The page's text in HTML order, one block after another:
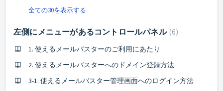
全ての30を表示する
左側にメニューがあるコントロールパネル 6
1. 使えるメールバスターのご利用にあたり
2. 使えるメールバスターへのドメイン登録方法
3-1. 使えるメールバスター管理画面へのログイン方法